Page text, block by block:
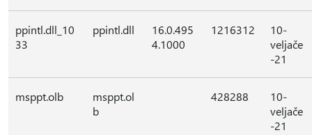
ppintl.dll_10
33
ppintl.dll
16.0.495
4.1000
1216312
10-
veljače
-21
msppt.olb
msppt.ol
b
428288
10-
veljače
-21